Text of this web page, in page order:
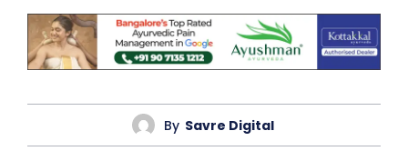
By Savre Digital